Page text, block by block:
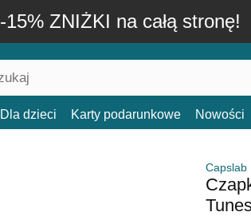
-15% ZNIŻKI na całą stronę!
Dla dzieci Karty podarunkowe Nowości
Capslab